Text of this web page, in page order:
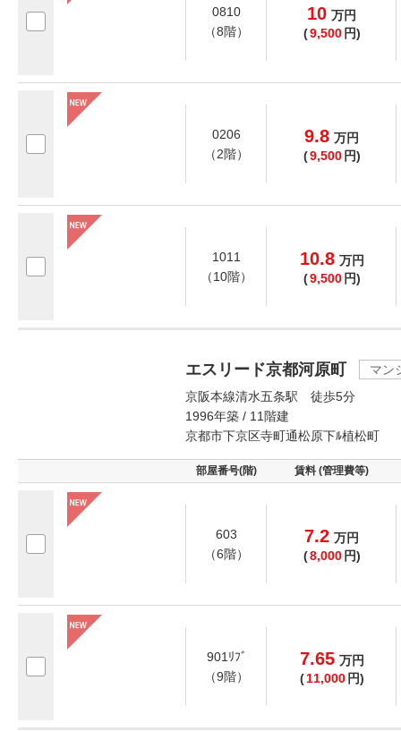
0810
（8階）
10 万円
(9,500 円)
0206
（2階）
9.8 万円
(9,500 円)
1011
（10階）
10.8 万円
(9,500 円)
エスリード京都河原町
マン
京阪本線清水五条駅 徒歩5分
1996年築 / 11階建
京都市下京区寺町通松原下ﾙ植松町
部屋番号(階) 賃料 (管理費等)
603
（6階）
7.2 万円
(8,000 円)
901ﾘﾌﾞ
（9階）
7.65 万円
( 11,000 円)